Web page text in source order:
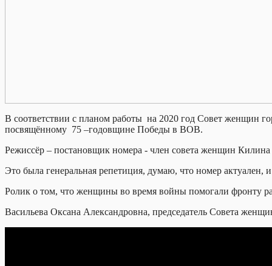
В соответствии с планом работы на 2020 год Совет женщин
посвящённому 75 –годовщине Победы в ВОВ.
Режиссёр – постановщик номера - член совета женщин
Это была генеральная репетиция, думаю, что номер
Ролик о том, что женщины во время войны помогали фронту
Васильева Оксана Александровна, председатель Совета